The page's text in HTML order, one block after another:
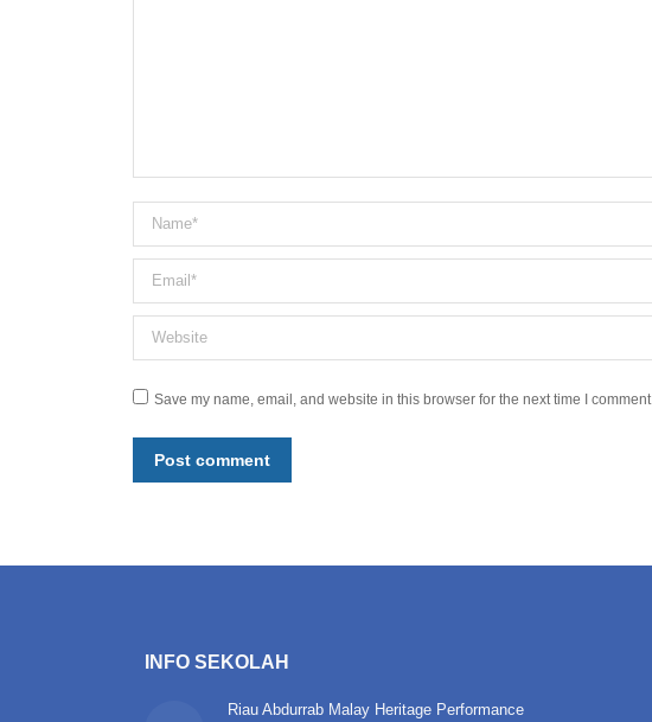
Name *
Email *
Website
Save my name, email, and website in this browser for the next time I comment.
Post comment
INFO SEKOLAH
Riau Abdurrab Malay Heritage Performance